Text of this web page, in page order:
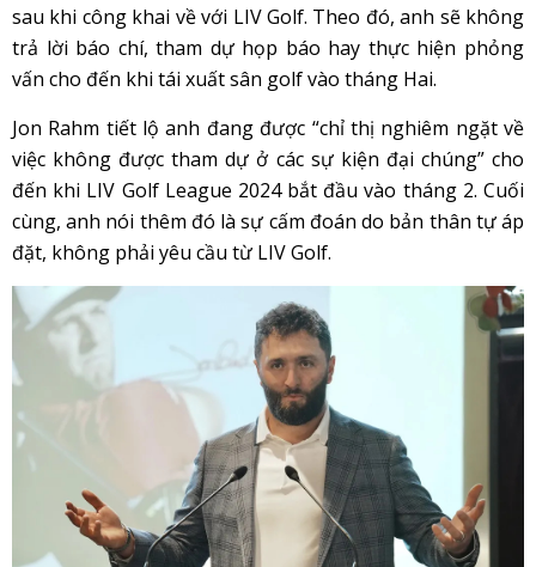
sau khi công khai về với LIV Golf. Theo đó, anh sẽ không
trả lời báo chí, tham dự họp báo hay thực hiện phỏng
vấn cho đến khi tái xuất sân golf vào tháng Hai.
Jon Rahm tiết lộ anh đang được “chỉ thị nghiêm ngặt về
việc không được tham dự ở các sự kiện đại chúng” cho
đến khi LIV Golf League 2024 bắt đầu vào tháng 2. Cuối
cùng, anh nói thêm đó là sự cấm đoán do bản thân tự áp
đặt, không phải yêu cầu từ LIV Golf.